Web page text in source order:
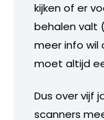
kijken of er
behalen valt
meer info wil
moet altijd
Dus over vijf
scanners